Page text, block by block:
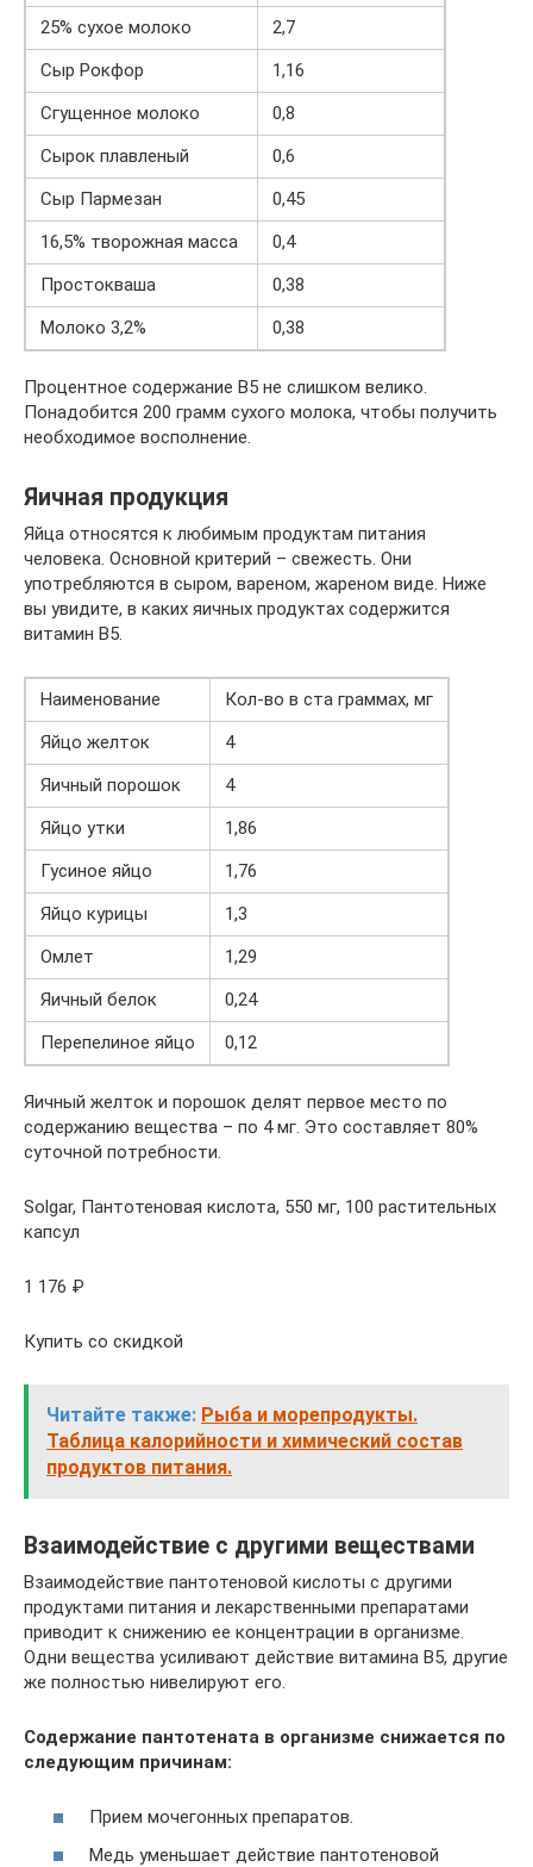
25% сухое молоко
2,7
Сыр Рокфор
1,16
Сгущенное молоко
0,8
Сырок плавленый
0,6
Сыр Пармезан
0,45
16,5% творожная масса
0,4
Простокваша
0,38
Молоко 3,2%
0,38
Процентное содержание В5 не слишком велико.
Понадобится 200 грамм сухого молока, чтобы получить
необходимое восполнение.
Яичная продукция
Яйца относятся к любимым продуктам питания
человека. Основной критерий – свежесть. Они
употребляются в сыром, вареном, жареном виде. Ниже
вы увидите, в каких яичных продуктах содержится
витамин В5.
Наименование
Кол-во в ста граммах, мг
Яйцо желток
4
Яичный порошок
4
Яйцо утки
1,86
Гусиное яйцо
1,76
Яйцо курицы
1,3
Омлет
1,29
Яичный белок
0,24
Перепелиное яйцо
0,12
Яичный желток и порошок делят первое место по
содержанию вещества – по 4 мг. Это составляет 80%
суточной потребности.
Solgar, Пантотеновая кислота, 550 мг, 100 растительных
капсул
1 176 ₽
Купить со скидкой
Читайте также: Рыба и морепродукты.
Таблица калорийности и химический состав
продуктов питания.
Взаимодействие с другими веществами
Взаимодействие пантотеновой кислоты с другими
продуктами питания и лекарственными препаратами
приводит к снижению ее концентрации в организме.
Одни вещества усиливают действие витамина В5, другие
же полностью нивелируют его.
Содержание пантотената в организме снижается по
следующим причинам:
Прием мочегонных препаратов.
Медь уменьшает действие пантотеновой